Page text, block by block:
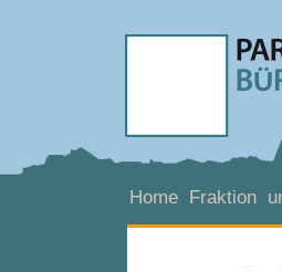
Home Fraktion